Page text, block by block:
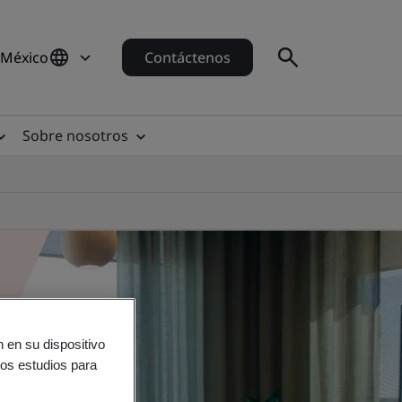
Contáctenos
Sobre nosotros
en su dispositivo
estudios para